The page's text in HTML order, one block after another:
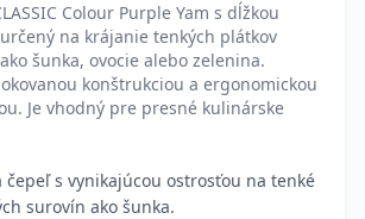
Colour Purple Yam s dĺžkou
na krájanie tenkých plátkov
šunka, ovocie alebo zelenina.
konštrukciou a ergonomickou
Je vhodný pre presné kulinárske
čepeľ s vynikajúcou ostrosťou na tenké
surovín ako šunka.